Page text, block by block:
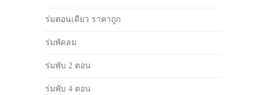
ร่มตอนเดียว ราคาถูก
ร่มพัดลม
ร่มพับ 2 ตอน
ร่มพับ 4 ตอน